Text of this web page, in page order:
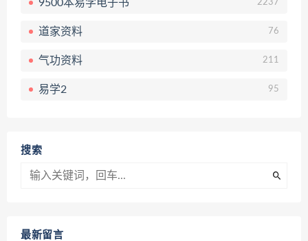
9500本易学电子书 2237
道家资料 76
气功资料 211
易学2 95
搜索
最新留言